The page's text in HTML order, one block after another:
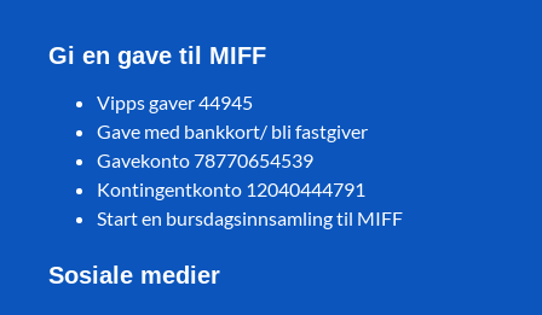
Gi en gave til MIFF
Vipps gaver 44945
Gave med bankkort/ bli fastgiver
Gavekonto 78770654539
Kontingentkonto 12040444791
Start en bursdagsinnsamling til MIFF
Sosiale medier